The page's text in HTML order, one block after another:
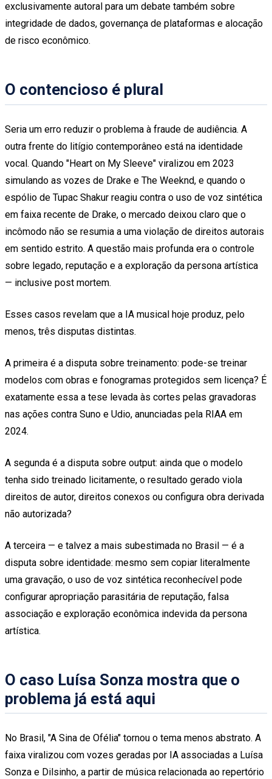
exclusivamente autoral para um debate também sobre
integridade de dados, governança de plataformas e alocação
de risco econômico.
O contencioso é plural
Seria um erro reduzir o problema à fraude de audiência. A
outra frente do litígio contemporâneo está na identidade
vocal. Quando "Heart on My Sleeve" viralizou em 2023
simulando as vozes de Drake e The Weeknd, e quando o
espólio de Tupac Shakur reagiu contra o uso de voz sintética
em faixa recente de Drake, o mercado deixou claro que o
incômodo não se resumia a uma violação de direitos autorais
em sentido estrito. A questão mais profunda era o controle
sobre legado, reputação e a exploração da persona artística
— inclusive post mortem.
Esses casos revelam que a IA musical hoje produz, pelo
menos, três disputas distintas.
A primeira é a disputa sobre treinamento: pode-se treinar
modelos com obras e fonogramas protegidos sem licença? É
exatamente essa a tese levada às cortes pelas gravadoras
nas ações contra Suno e Udio, anunciadas pela RIAA em
2024.
A segunda é a disputa sobre output: ainda que o modelo
tenha sido treinado licitamente, o resultado gerado viola
direitos de autor, direitos conexos ou configura obra derivada
não autorizada?
A terceira — e talvez a mais subestimada no Brasil — é a
disputa sobre identidade: mesmo sem copiar literalmente
uma gravação, o uso de voz sintética reconhecível pode
configurar apropriação parasitária de reputação, falsa
associação e exploração econômica indevida da persona
artística.
O caso Luísa Sonza mostra que o
problema já está aqui
No Brasil, "A Sina de Ofélia" tornou o tema menos abstrato. A
faixa viralizou com vozes geradas por IA associadas a Luísa
Sonza e Dilsinho, a partir de música relacionada ao repertório